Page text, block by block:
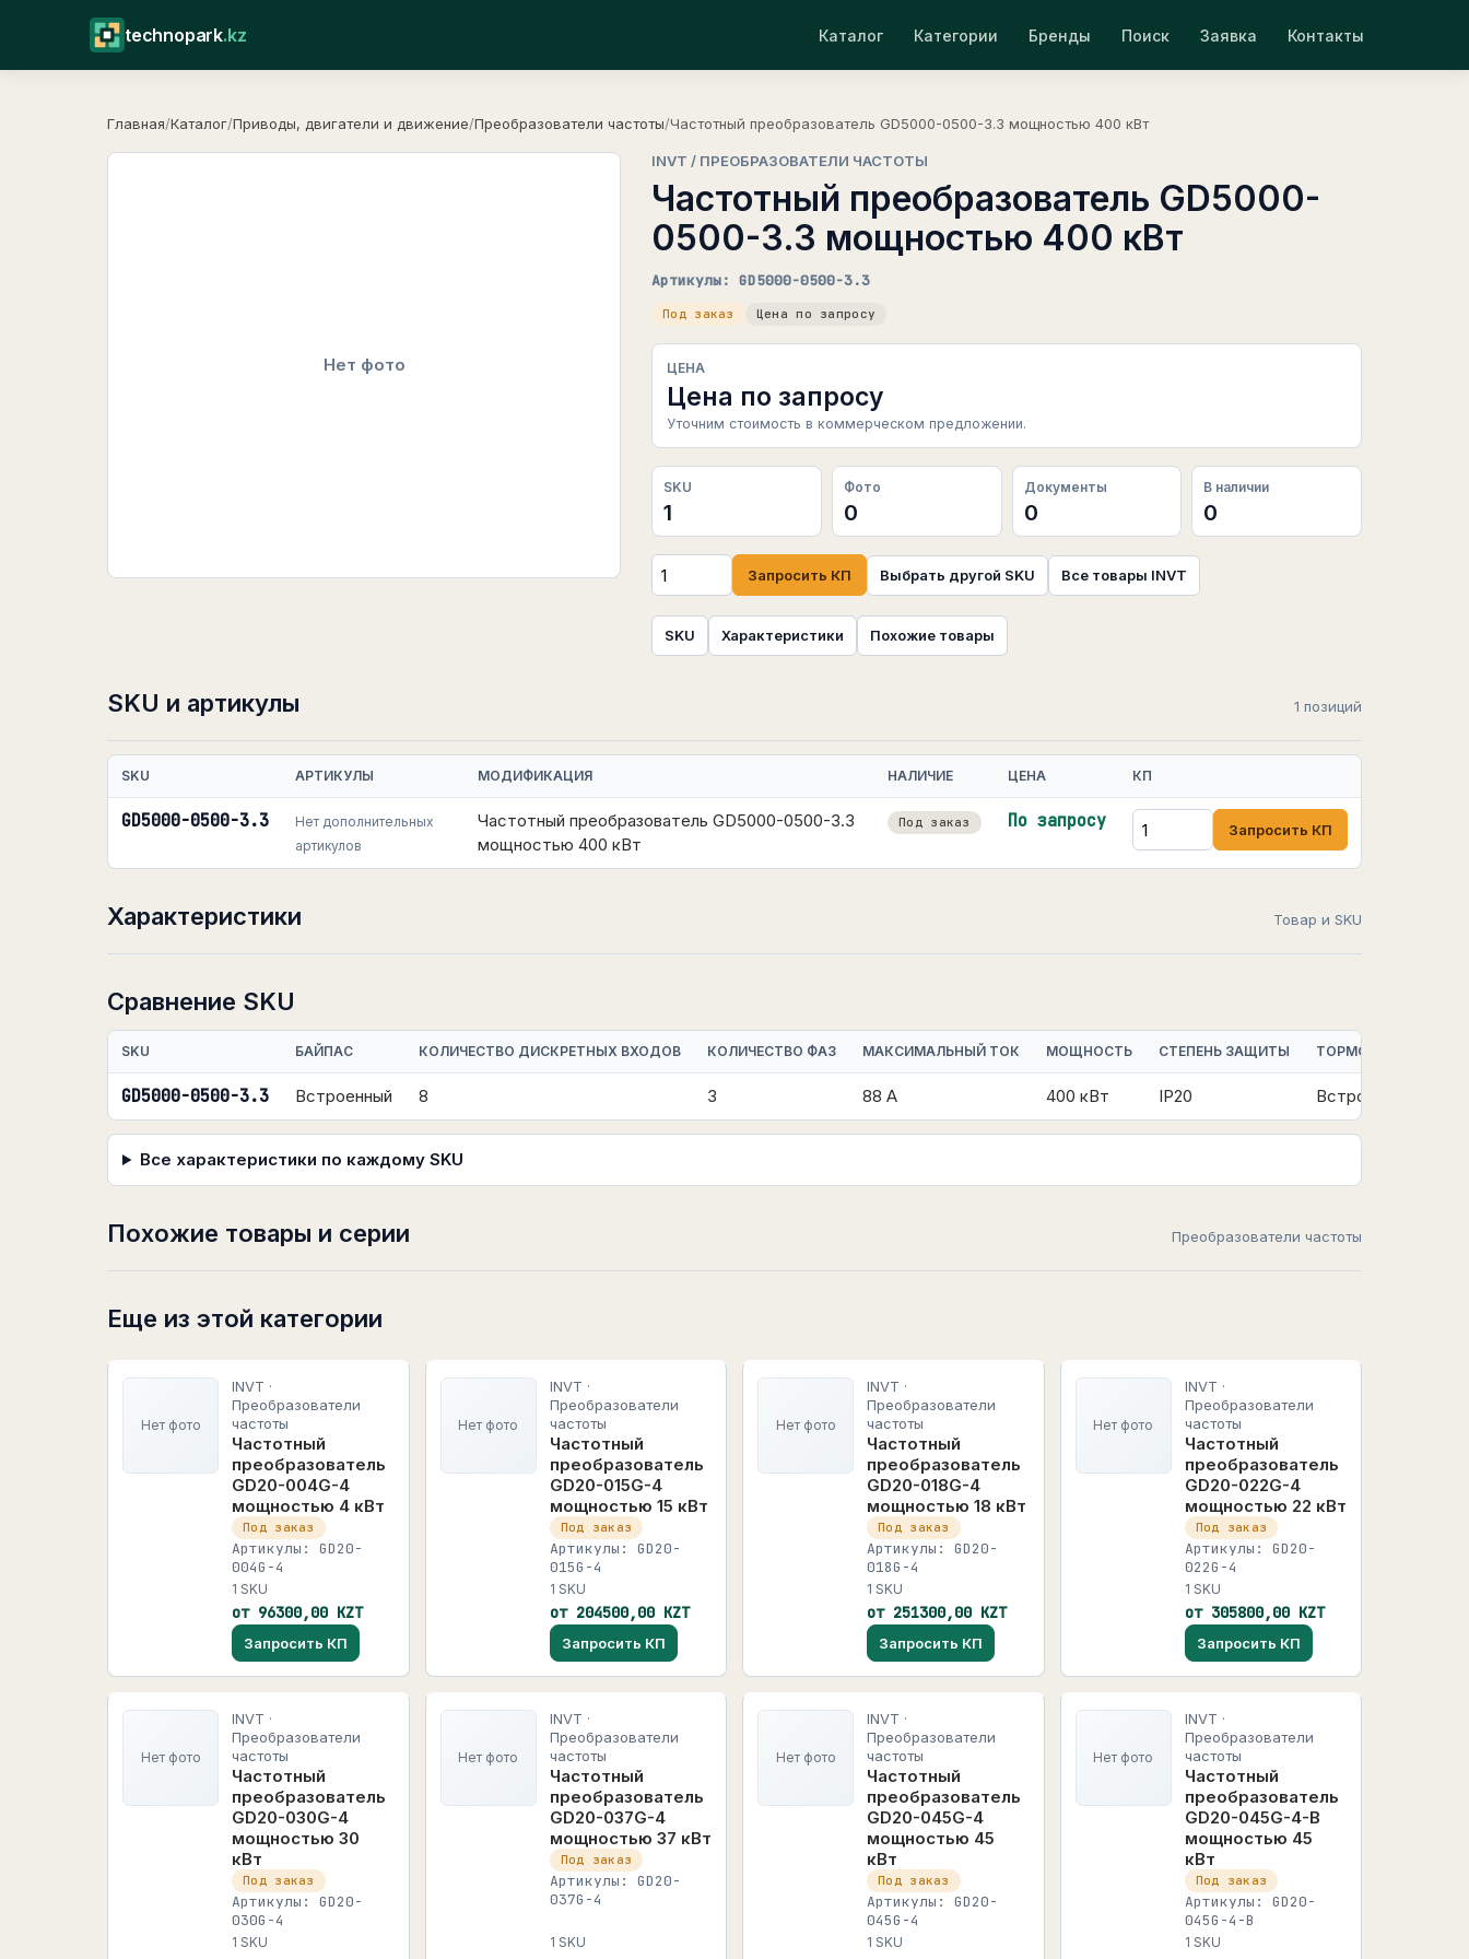
technopark.kz Каталог Категории Бренды Поиск Заявка Контакты
Главная/Каталог/Приводы, двигатели и движение/Преобразователи частоты/Частотный преобразователь GD5000-0500-3.3 мощностью 400 кВт
Нет фото
INVT / ПРЕОБРАЗОВАТЕЛИ ЧАСТОТЫ
Частотный преобразователь GD5000-
0500-3.3 мощностью 400 кВт
Артикулы: GD5000-0500-3.3
Под заказ Цена по запросу
ЦЕНА
Цена по запросу
Уточним стоимость в коммерческом предложении.
SKU
1
Фото
0
Документы
0
В наличии
0
Запросить КП Выбрать другой SKU Все товары INVT
SKU Характеристики Похожие товары
SKU и артикулы 1 позиций
SKU АРТИКУЛЫ МОДИФИКАЦИЯ НАЛИЧИЕ ЦЕНА КП
GD5000-0500-3.3
Нет дополнительных
артикулов
Частотный преобразователь GD5000-0500-3.3
мощностью 400 кВт
Под заказ По запросу Запросить КП
Характеристики Товар и SKU
Сравнение SKU
SKU БАЙПАС КОЛИЧЕСТВО ДИСКРЕТНЫХ ВХОДОВ КОЛИЧЕСТВО ФАЗ МАКСИМАЛЬНЫЙ ТОК МОЩНОСТЬ СТЕПЕНЬ ЗАЩИТЫ ТОРМОЗНОЙ
GD5000-0500-3.3 Встроенный 8 3 88 А 400 кВт IP20 Встроенный
Все характеристики по каждому SKU
Похожие товары и серии Преобразователи частоты
Еще из этой категории
Нет фото
INVT ·
Преобразователи
частоты
Частотный
преобразователь
GD20-004G-4
мощностью 4 кВт
Под заказ
Артикулы: GD20-
004G-4
1 SKU
от 96300,00 KZT
Запросить КП
Нет фото
INVT ·
Преобразователи
частоты
Частотный
преобразователь
GD20-015G-4
мощностью 15 кВт
Под заказ
Артикулы: GD20-
015G-4
1 SKU
от 204500,00 KZT
Запросить КП
Нет фото
INVT ·
Преобразователи
частоты
Частотный
преобразователь
GD20-018G-4
мощностью 18 кВт
Под заказ
Артикулы: GD20-
018G-4
1 SKU
от 251300,00 KZT
Запросить КП
Нет фото
INVT ·
Преобразователи
частоты
Частотный
преобразователь
GD20-022G-4
мощностью 22 кВт
Под заказ
Артикулы: GD20-
022G-4
1 SKU
от 305800,00 KZT
Запросить КП
Нет фото
INVT ·
Преобразователи
частоты
Частотный
преобразователь
GD20-030G-4
мощностью 30
кВт
Под заказ
Артикулы: GD20-
030G-4
1 SKU
Нет фото
INVT ·
Преобразователи
частоты
Частотный
преобразователь
GD20-037G-4
мощностью 37 кВт
Под заказ
Артикулы: GD20-
037G-4
1 SKU
Нет фото
INVT ·
Преобразователи
частоты
Частотный
преобразователь
GD20-045G-4
мощностью 45
кВт
Под заказ
Артикулы: GD20-
045G-4
1 SKU
Нет фото
INVT ·
Преобразователи
частоты
Частотный
преобразователь
GD20-045G-4-B
мощностью 45
кВт
Под заказ
Артикулы: GD20-
045G-4-B
1 SKU